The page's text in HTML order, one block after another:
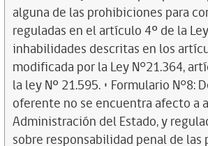
alguna de las prohibiciones para
reguladas en el artículo 4º de la
inhabilidades descritas en los
modificada por la Ley N°21.364,
la ley Nº 21.595. • Formulario
oferente no se encuentra afecto a
Administración del Estado, y
sobre responsabilidad penal de las